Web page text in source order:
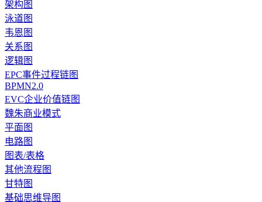
架构图
泳道图
韦恩图
关系图
逻辑图
EPC事件过程链图
BPMN2.0
EVC企业价值链图
魏朱商业模式
平面图
电路图
图表/表格
其他流程图
甘特图
基础思维导图